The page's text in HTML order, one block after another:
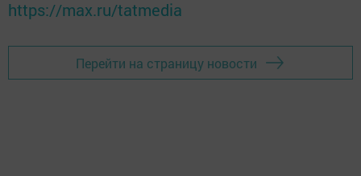
https://max.ru/tatmedia
Перейти на страницу новости